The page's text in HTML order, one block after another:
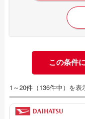
この条件
1～20件（136件中）を表